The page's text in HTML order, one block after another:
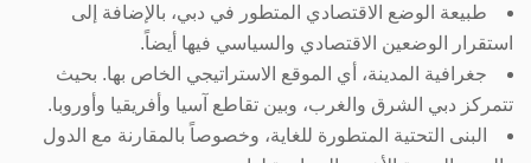
طبيعة الوضع الاقتصادي المتطور في دبي، بالإضافة إلى
استقرار الوضعين الاقتصادي والسياسي فيها أيضاً.
جغرافية المدينة، أي الموقع الاستراتيجي الخاص بها. بحيث
تتمركز دبي الشرق والغرب، وبين تقاطع آسيا وأفريقيا وأوروبا.
البنى التحتية المتطورة للغاية، وخصوصاً بالمقارنة مع الدول